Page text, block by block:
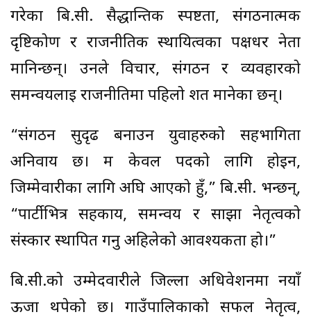
गरेका बि.सी. सैद्धान्तिक स्पष्टता, संगठनात्मक
दृष्टिकोण र राजनीतिक स्थायित्वका पक्षधर नेता
मानिन्छन्। उनले विचार, संगठन र व्यवहारको
समन्वयलाई राजनीतिमा पहिलो शर्त मानेका छन्।
“संगठन सुदृढ बनाउन युवाहरुको सहभागिता
अनिवार्य छ। म केवल पदको लागि होइन,
जिम्मेवारीका लागि अघि आएको हुँ,” बि.सी. भन्छन्,
“पार्टीभित्र सहकार्य, समन्वय र साझा नेतृत्वको
संस्कार स्थापित गर्नु अहिलेको आवश्यकता हो।”
बि.सी.को उम्मेदवारीले जिल्ला अधिवेशनमा नयाँ
ऊर्जा थपेको छ। गाउँपालिकाको सफल नेतृत्व,